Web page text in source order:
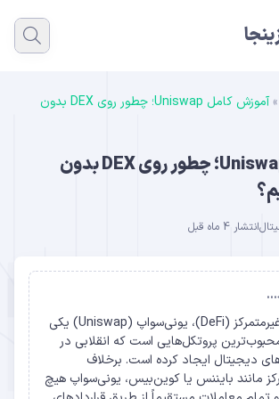
»
آموزش کامل Uniswap؛ چطور روی DEX بدون
آموزش کامل Uniswap؛ چطور روی DEX بدون
انتشار 4 ماه قبل
در دنیای مالی غیرمتمرکز (DeFi)، یونی‌سواپ (Uniswap) یکی
پروتکل‌هایی است که انقلابی در
دیجیتال ایجاد کرده است. برخلاف
مانند بایننس یا کوین‌بیس، یونی‌سواپ هیچ